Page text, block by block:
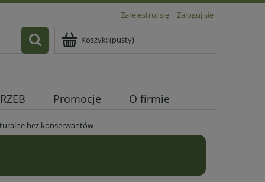
Zarejestruj się Zaloguj się
Koszyk:(pusty)
Promocje O firmie
bez konserwantów